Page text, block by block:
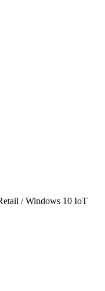
/ Windows 10 IoT